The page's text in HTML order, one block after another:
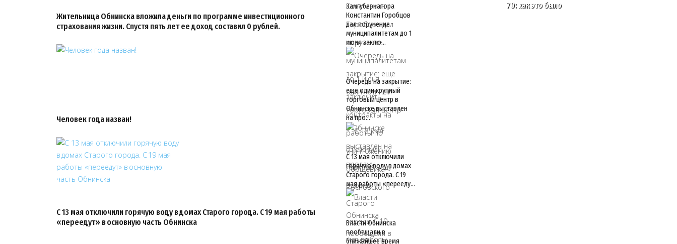
Жительница Обнинска вложила деньги по программе инвестиционного
страхования жизни. Спустя пять лет ее доход составил 0 рублей.
Человек года назван!
С 13 мая отключили горячую воду в домах Старого города. С 19 мая работы
«переедут» в основную часть Обнинска
Замгубернатора
Константин Горобцов
дал поручение
муниципалитетам до 1
июня заклю…
Очередь на закрытие:
еще один крупный
торговый центр в
Обнинске выставлен
на про…
С 13 мая отключили
горячую воду в домах
Старого города. С 19
мая работы «перееду…
Власти Обнинска
пообещали в
ближайшее время
70: как это было